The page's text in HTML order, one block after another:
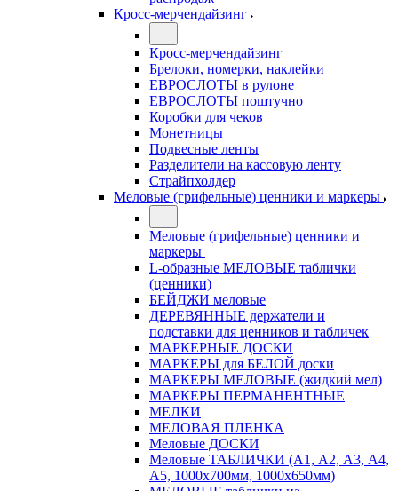
Кросс-мерчендайзинг
Кросс-мерчендайзинг
Брелоки, номерки, наклейки
ЕВРОСЛОТЫ в рулоне
ЕВРОСЛОТЫ поштучно
Коробки для чеков
Монетницы
Подвесные ленты
Разделители на кассовую ленту
Страйпхолдер
Меловые (грифельные) ценники и маркеры
Меловые (грифельные) ценники и
маркеры
L-образные МЕЛОВЫЕ таблички
(ценники)
БЕЙДЖИ меловые
ДЕРЕВЯННЫЕ держатели и
подставки для ценников и табличек
МАРКЕРНЫЕ ДОСКИ
МАРКЕРЫ для БЕЛОЙ доски
МАРКЕРЫ МЕЛОВЫЕ (жидкий мел)
МАРКЕРЫ ПЕРМАНЕНТНЫЕ
МЕЛКИ
МЕЛОВАЯ ПЛЕНКА
Меловые ДОСКИ
Меловые ТАБЛИЧКИ (А1, А2, А3, А4,
А5, 1000х700мм, 1000х650мм)